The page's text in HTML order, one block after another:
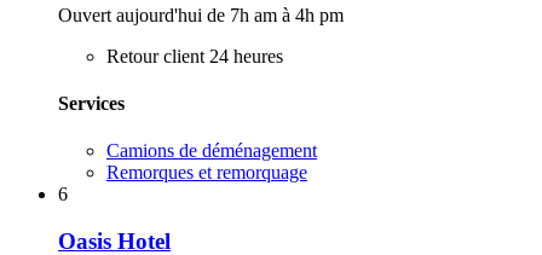
Ouvert aujourd'hui de 7h am à 4h pm
Retour client 24 heures
Services
Camions de déménagement
Remorques et remorquage
6
Oasis Hotel